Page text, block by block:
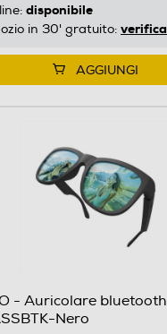
disponibile
in 30' gratuito: verifica
AGGIUNGI
- Auricolare bluetooth
Nero